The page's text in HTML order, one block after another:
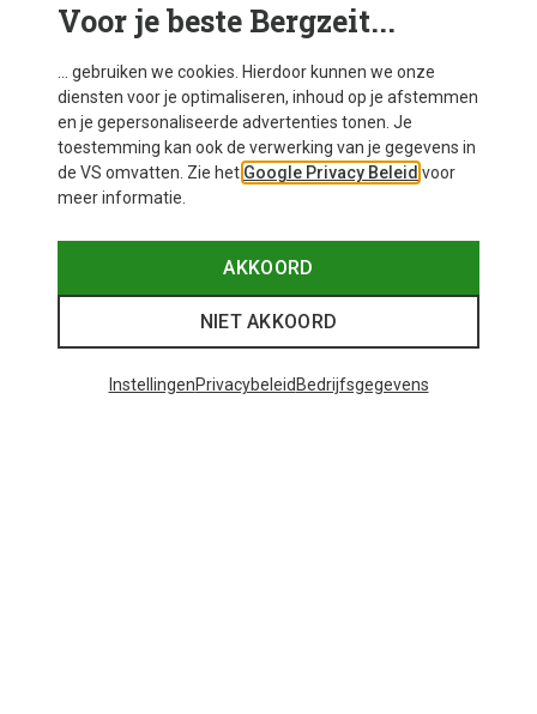
Je bespaart tot 15%
La Sportiva
Heren Dawn Wall T-shirt
€ 40,46
XL
Voor je beste Bergzeit...
... gebruiken we cookies. Hierdoor kunnen we onze
diensten voor je optimaliseren, inhoud op je afstemmen
en je gepersonaliseerde advertenties tonen. Je
toestemming kan ook de verwerking van je gegevens in
de VS omvatten. Zie het Google Privacy Beleid voor
meer informatie.
AKKOORD
NIET AKKOORD
InstellingenPrivacybeleid Bedrijfsgegevens